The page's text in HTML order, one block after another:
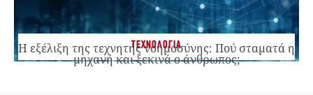
ΤΕΧΝΟΛΟΓΙΑ
Η εξέλιξη της τεχνητής νοημοσύνης: Πού σταματά η
μηχανή και ξεκινά ο άνθρωπος;